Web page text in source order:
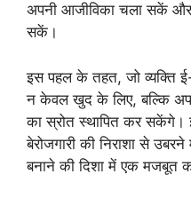
अपनी आजीविका चला सकें
सकें।
इस पहल के तहत, जो व्यक्ति
न केवल खुद के लिए, बल्कि
का स्रोत स्थापित कर सकेंगे।
बेरोजगारी की निराशा से
बनाने की दिशा में एक मजबूत